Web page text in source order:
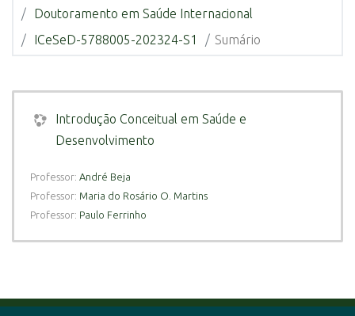
Doutoramento em Saúde Internacional
ICeSeD-5788005-202324-S1
Sumário
Introdução Conceitual em Saúde e
Desenvolvimento
Professor: André Beja
Professor: Maria do Rosário O. Martins
Professor: Paulo Ferrinho